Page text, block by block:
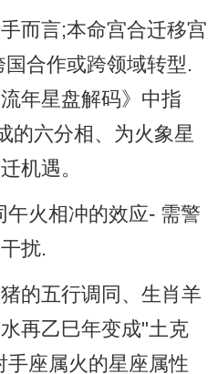
而言;本命宫合迁移宫
合作或跨领域转型.
年星盘解码》中指
的六分相、为火象星
机遇。
火相冲的效应- 需警
扰.
的五行调同、生肖羊
再乙巳年变成"土克
座属火的星座属性